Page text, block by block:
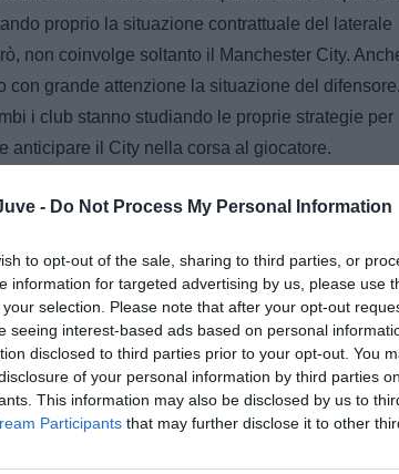
- Do Not Process My Personal Information
to opt-out of the sale, sharing to third parties, or
information for targeted advertising by us, please use
selection. Please note that after your opt-out
seeing interest-based ads based on personal
disclosed to third parties prior to your opt-out. You
of your personal information by third parties
This information may also be disclosed by us to
Participants that may further disclose it to other
proprio la situazione contrattuale del laterale
non coinvolge soltanto il Manchester City.
con grande attenzione la situazione del
i club stanno studiando le proprie strategie per
anticipare il City nella corsa al giocatore.
crescita costante sulla fascia destra del RC Celta
cruciale per il proprio futuro, ricordiamo che su
anche a gennaio.
dal 2009, dove segue quotidianamente l’attualità della